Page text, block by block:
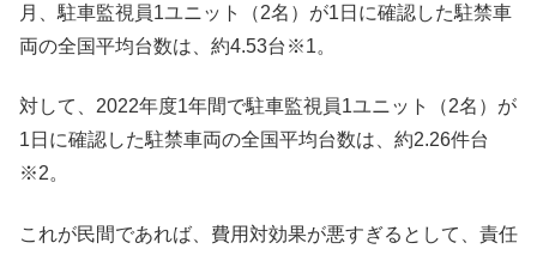
月、駐車監視員1ユニット（2名）が1日に確認した駐禁車
両の全国平均台数は、約4.53台※1。
対して、2022年度1年間で駐車監視員1ユニット（2名）が
1日に確認した駐禁車両の全国平均台数は、約2.26件台
※2。
これが民間であれば、費用対効果が悪すぎるとして、責任